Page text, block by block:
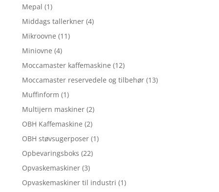
Mepal (1)
Middags tallerkner (4)
Mikroovne (11)
Miniovne (4)
Moccamaster kaffemaskine (12)
Moccamaster reservedele og tilbehør (13)
Muffinform (1)
Multijern maskiner (2)
OBH Kaffemaskine (2)
OBH støvsugerposer (1)
Opbevaringsboks (22)
Opvaskemaskiner (3)
Opvaskemaskiner til industri (1)